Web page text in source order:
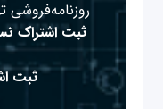
روزنامه‌فروشی
ثبت اشتراک
ثبت